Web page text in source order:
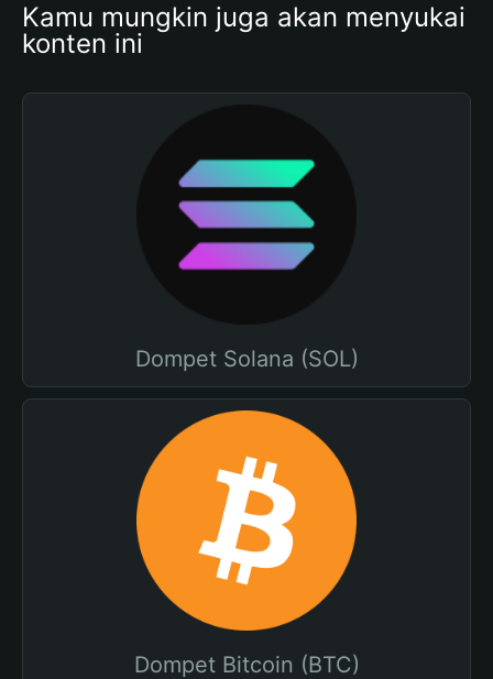
Kamu mungkin juga akan menyukai
konten ini
Dompet Solana (SOL)
Dompet Bitcoin (BTC)